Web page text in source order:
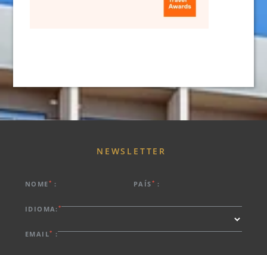
NOME* : PAÍS* :
IDIOMA:*
EMAIL* :
NEWSLETTER
CHEGADA